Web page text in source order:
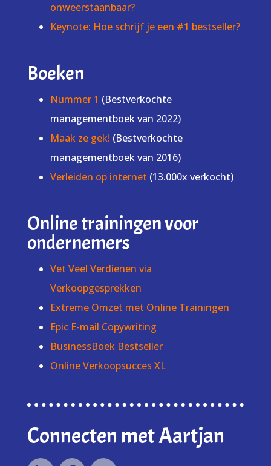
onweerstaanbaar?
Keynote: Hoe schrijf je een #1 bestseller?
Boeken
Nummer 1 (Bestverkochte
managementboek van 2022)
Maak ze gek! (Bestverkochte
managementboek van 2016)
Verleiden op internet (13.000x verkocht)
Online trainingen voor
ondernemers
Vet Veel Verdienen via
Verkoopgesprekken
Extreme Omzet met Online Trainingen
Epic E-mail Copywriting
BusinessBoek Bestseller
Online Verkoopsucces XL
Connecten met Aartjan